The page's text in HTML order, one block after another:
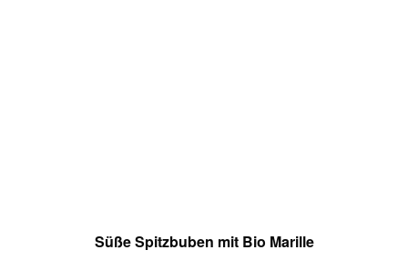
Süße Spitzbuben mit Bio Marille